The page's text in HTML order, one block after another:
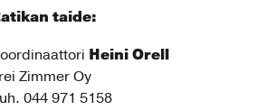
taide:
Heini Orell
Zimmer Oy
044 971 5158